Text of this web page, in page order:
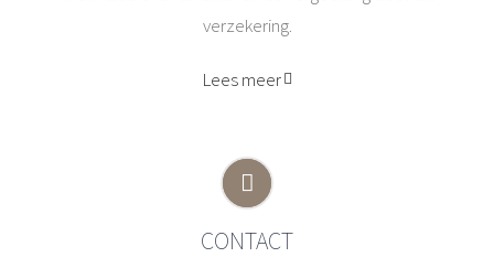
verzekering.
Lees meer
CONTACT